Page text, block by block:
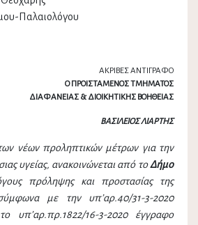
Παλαιολόγου
ΑΚΡΙΒΕΣ ΑΝΤΙΓΡΑΦΟ
Ο ΠΡΟΙΣΤΑΜΕΝΟΣ ΤΜΗΜΑΤΟΣ
ΔΙΑΦΑΝΕΙΑΣ & ΔΙΟΙΚΗΤΙΚΗΣ ΒΟΗΘΕΙΑΣ
ΒΑΣΙΛΕΙΟΣ ΛΙΑΡΤΗΣ
νέων προληπτικών μέτρων για την
υγείας, ανακοινώνεται από τοΔήμο
πρόληψης και προστασίας της
με την υπ’αρ.40/31-3-2020
υπ’αρ.πρ.1822/16-3-2020 έγγραφο